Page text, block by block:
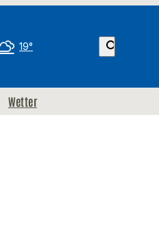
19° search
Wetter